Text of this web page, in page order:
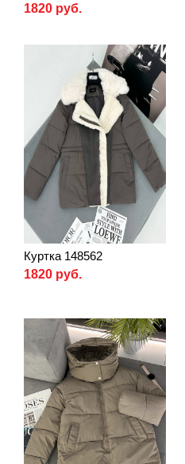
1820 руб.
Куртка 148562
1820 руб.